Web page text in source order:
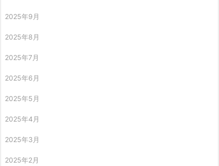
2025年9月
2025年8月
2025年7月
2025年6月
2025年5月
2025年4月
2025年3月
2025年2月